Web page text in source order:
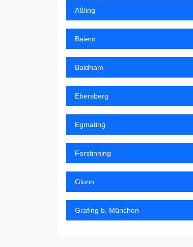
Aßling
Baiern
Baldham
Ebersberg
Egmating
Forstinning
Glonn
Grafing b. München